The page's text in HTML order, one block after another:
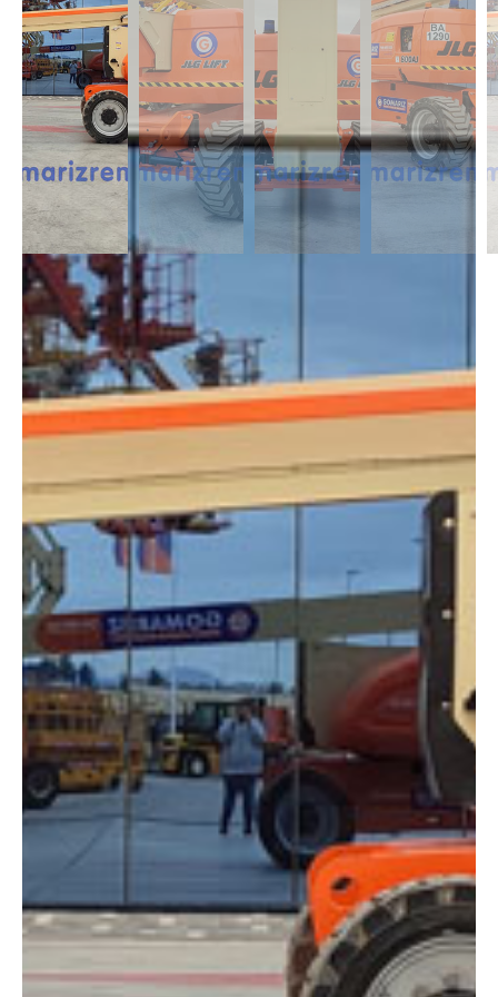
DESCRIPCIÓN
Las Articuladas Diésel son muy útil para trabajos en exterior ya que son
capaces de moverse en casi cualquier terreno y superar pendientes con
un desnivel notable. Capaces de alcanzar alturas de 12m a 43m.
DIMENSIONES
Altura:26 metros
Altura plataforma:
Altura de trabajo:
Alcance lateral:15.80 m
Altura almacenaje:3.00 m
Longitud:
11.13 m
Anchura:
2.44 m
Peso:15600 kg
ESPECIFICACIONES TÉCNICAS
Capacidad:
Ver ficha técnica